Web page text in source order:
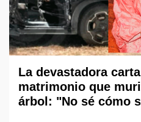
La devastadora
matrimonio que
árbol: "No sé cómo